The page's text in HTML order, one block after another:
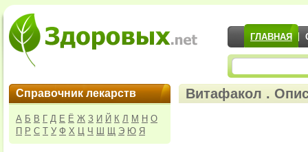
ГЛАВНАЯ
Справочник лекарств
А Б В Г Д Е Ё Ж З И Й К Л М Н О
П Р С Т У Ф Х Ц Ч Ш Щ Э Ю Я
Витафакол .